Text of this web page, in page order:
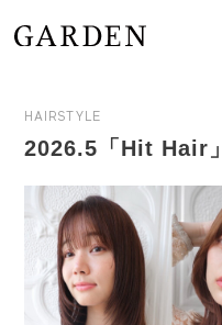
HAIRSTYLE
2026.5「Hit Hair」